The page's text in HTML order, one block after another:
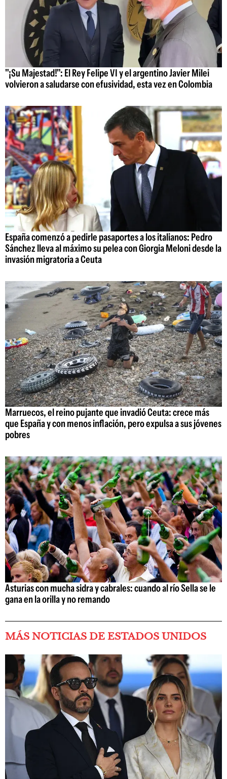
"¡Su Majestad!": El Rey Felipe VI y el argentino Javier Milei
volvieron a saludarse con efusividad, esta vez en Colombia
España comenzó a pedirle pasaportes a los italianos: Pedro
Sánchez lleva al máximo su pelea con Giorgia Meloni desde la
invasión migratoria a Ceuta
Marruecos, el reino pujante que invadió Ceuta: crece más
que España y con menos inflación, pero expulsa a sus jóvenes
pobres
Asturias con mucha sidra y cabrales: cuando al río Sella se le
gana en la orilla y no remando
MÁS NOTICIAS DE ESTADOS UNIDOS